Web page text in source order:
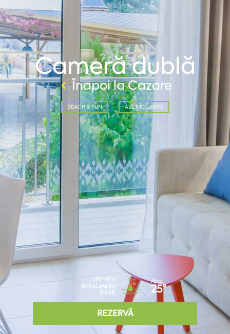
Cameră dublă
Înapoi la Cazare
BEACH & FUN ALL INCLUSIVE
VREMEA
ÎN KALIAKRA
MARE
Apa
25°
REZERVĂ